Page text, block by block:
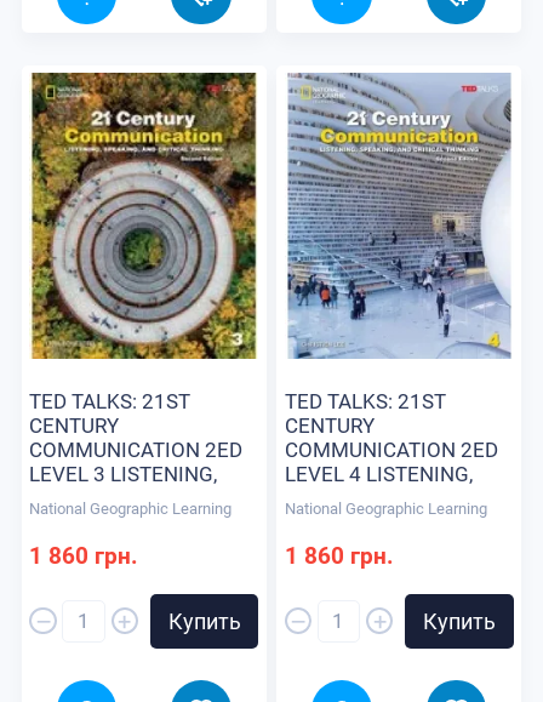
TED TALKS: 21ST
CENTURY
COMMUNICATION 2ED
LEVEL 3 LISTENING,
SPEAKING AND
CRITICAL THINKING
SB+SPARK УЧЕБНИК
National Geographic Learning
1 860 грн.
– + Купить
TED TALKS: 21ST
CENTURY
COMMUNICATION 2ED
LEVEL 4 LISTENING,
SPEAKING AND
CRITICAL THINKING
SB+SPARK УЧЕБНИК
National Geographic Learning
1 860 грн.
– + Купить